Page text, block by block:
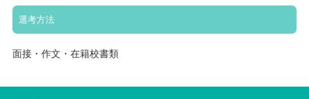
選考方法
面接・作文・在籍校書類